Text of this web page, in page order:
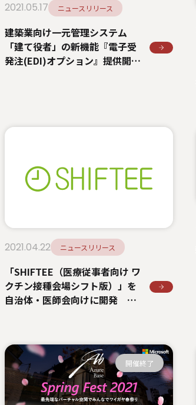
2021.05.17 ニュースリリース
建築業向け一元管理システム
「建て役者」の新機能『電子受
発注(EDI)オプション』提供開始
2021.04.22 ニュースリリース
「SHIFTEE（医療従事者向け ワ
クチン接種会場シフト版）」を
自治体・医師会向けに開発 新
成をサポート
開催終了